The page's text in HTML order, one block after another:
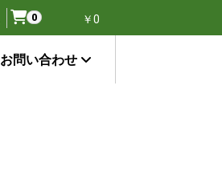
0 ￥0
お問い合わせ